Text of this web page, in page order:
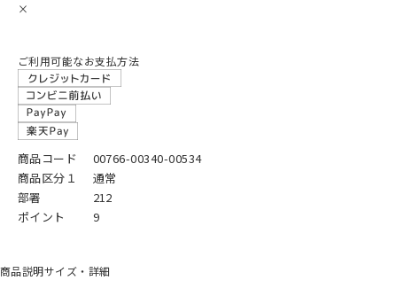
×
ご利用可能なお支払方法
商品コード
00766-00340-00534
商品区分１
通常
部署
212
ポイント
9
商品説明サイズ・詳細